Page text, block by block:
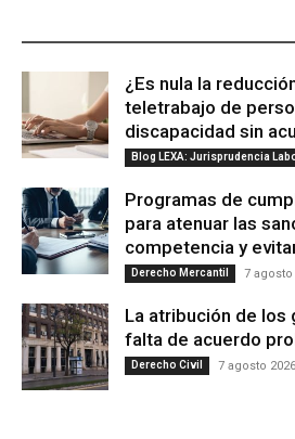
¿Es nula la
teletrabajo de
discapacidad sin
Blog LEXA: Jurisprudencia
Programas de
para atenuar las
competencia y
Derecho Mercantil 7 agosto
La atribución de
falta de acuerdo
Derecho Civil 7 agosto 2026